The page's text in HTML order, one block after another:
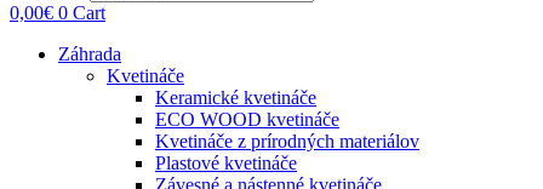
0,00€ 0 Cart
Záhrada
Kvetináče
Keramické kvetináče
ECO WOOD kvetináče
Kvetináče z prírodných materiálov
Plastové kvetináče
Závesné a nástenné kvetináče